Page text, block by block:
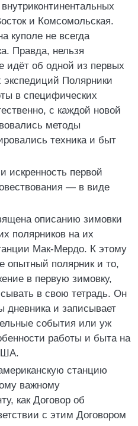
и Комсомольская.
куполе не всегда
Правда, нельзя
идёт об одной из первых
экспедиций Полярники
в специфических
с каждой новой
методы
техника и быт
искренность первой
— в виде
описанию зимовки
полярников на их
Мак-Мердо. К этому
опытный полярник и то,
в первую зимовку,
в свою тетрадь. Он
и записывает
события или уж
работы и быта на
станцию
важному
как Договор об
с этим Договором